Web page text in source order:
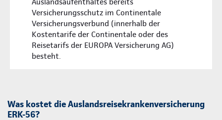
Versicherungsschutz im Continentale
Versicherungsverbund (innerhalb der
Kostentarife der Continentale oder des
Reisetarifs der EUROPA Versicherung AG)
besteht.
Was kostet die Auslandsreisekrankenversicherung
ERK-56?